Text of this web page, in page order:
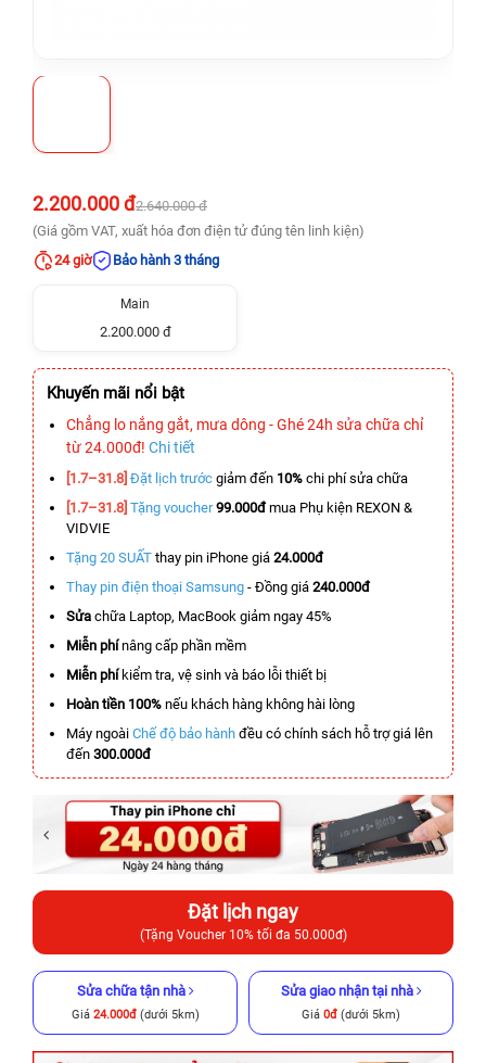
2.200.000 đ2.640.000 đ
(Giá gồm VAT, xuất hóa đơn điện tử đúng tên linh kiện)
24 giờ
Bảo hành 3 tháng
Main
2.200.000 đ
Khuyến mãi nổi bật
Chẳng lo nắng gắt, mưa dông - Ghé 24h sửa chữa chỉ
từ 24.000đ! Chi tiết
[1.7–31.8] Đặt lịch trước giảm đến 10% chi phí sửa chữa
[1.7–31.8] Tặng voucher 99.000đmua Phụ kiện REXON &
VIDVIE
Tặng 20 SUẤT thay pin iPhone giá 24.000đ
Thay pin điện thoại Samsung - Đồng giá 240.000đ
Sửa chữa Laptop, MacBook giảm ngay 45%
Miễn phínâng cấp phần mềm
Miễn phíkiểm tra, vệ sinh và báo lỗi thiết bị
Hoàn tiền 100% nếu khách hàng không hài lòng
Máy ngoài Chế độ bảo hành đều có chính sách hỗ trợ giá lên
đến 300.000đ
Đặt lịch ngay
(Tặng Voucher 10% tối đa 50.000đ)
Sửa chữa tận nhà
Giá 24.000đ(dưới 5km)
Sửa giao nhận tại nhà
Giá 0đ (dưới 5km)